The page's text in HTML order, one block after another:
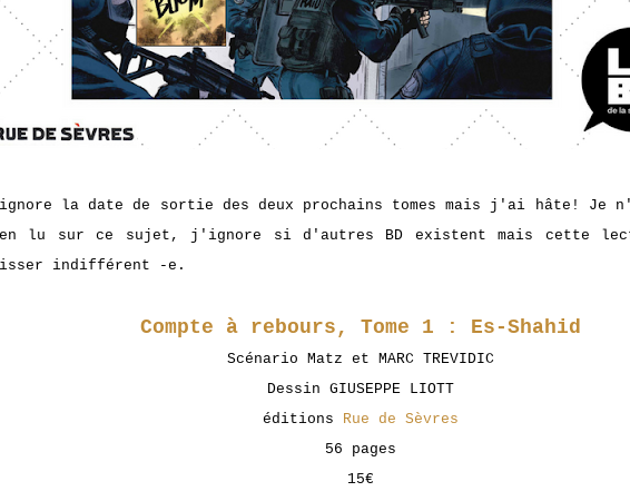
la date de sortie des deux prochains tomes mais j'ai hâte! Je
lu sur ce sujet, j'ignore si d'autres BD existent mais cette
indifférent -e.
Compte à rebours, Tome 1 : Es-Shahid
Scénario Matz et MARC TREVIDIC
Dessin GIUSEPPE LIOTT
éditions Rue de Sèvres
56 pages
15€